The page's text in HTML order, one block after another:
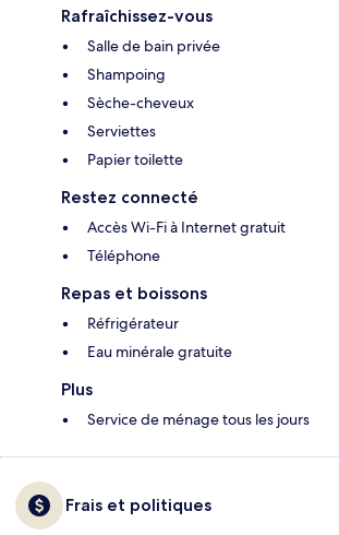
Rafraîchissez-vous
Salle de bain privée
Shampoing
Sèche-cheveux
Serviettes
Papier toilette
Restez connecté
Accès Wi-Fi à Internet gratuit
Téléphone
Repas et boissons
Réfrigérateur
Eau minérale gratuite
Plus
Service de ménage tous les jours
Frais et politiques